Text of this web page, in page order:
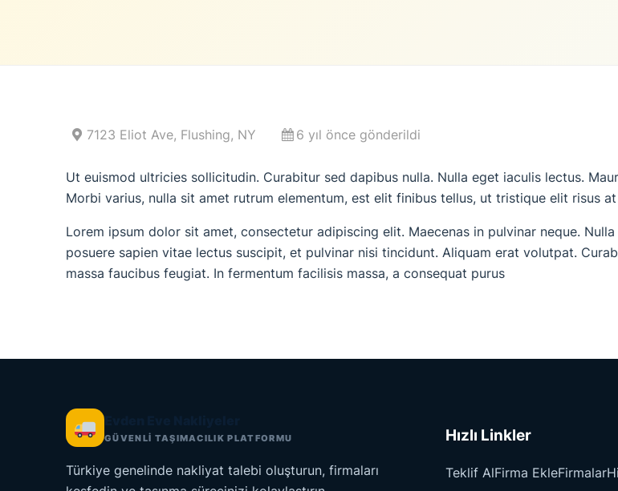
7123 Eliot Ave, Flushing, NY 6 yıl önce gönderildi
Ut euismod ultricies sollicitudin. Curabitur sed dapibus nulla. Nulla eget iaculis lectus.
Morbi varius, nulla sit amet rutrum elementum, est elit finibus tellus, ut tristique elit risus
Lorem ipsum dolor sit amet, consectetur adipiscing elit. Maecenas in pulvinar neque.
posuere sapien vitae lectus suscipit, et pulvinar nisi tincidunt. Aliquam erat volutpat.
massa faucibus feugiat. In fermentum facilisis massa, a consequat purus
GÜVENLİ TAŞIMACILIK PLATFORMU
Türkiye genelinde nakliyat talebi oluşturun, firmaları
Hızlı Linkler
Teklif AlFirma EkleFirmalar